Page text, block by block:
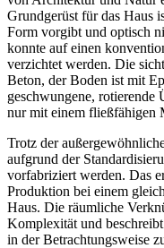
Grundgerüst für das Haus
Form vorgibt und optisch
konnte auf einen
verzichtet werden. Die
Beton, der Boden ist mit
geschwungene, rotierende
nur mit einem fließfähigen
Trotz der
aufgrund der
vorfabriziert werden. Das
Produktion bei einem
Haus. Die räumliche
Komplexität und
in der Betrachtungsweise